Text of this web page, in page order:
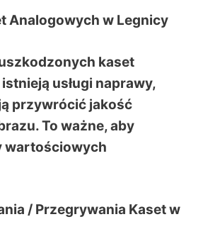
Analogowych w Legnicy
kaset
usługi naprawy,
przywrócić jakość
To ważne, aby
wartościowych
/ Przegrywania Kaset w